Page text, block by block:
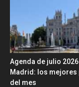
Agenda de julio 2026
Madrid: los mejores
del mes